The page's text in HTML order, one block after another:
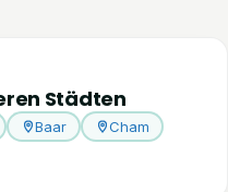
Städten
Baar
Cham